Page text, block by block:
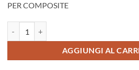
PER COMPOSITE
AGGIUNGI AL